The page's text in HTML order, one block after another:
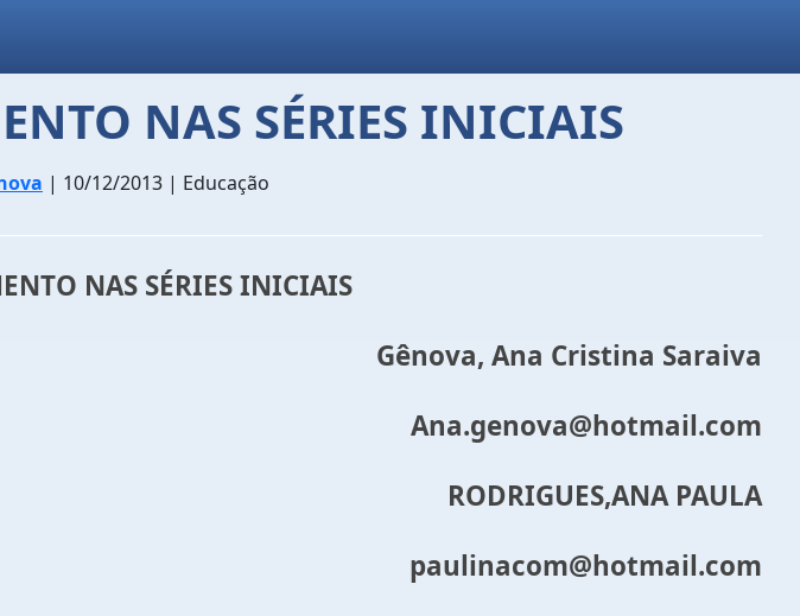
NAS SÉRIES INICIAIS
| 10/12/2013 | Educação
NAS SÉRIES INICIAIS
Gênova, Ana Cristina Saraiva
Ana.genova@hotmail.com
RODRIGUES,ANA PAULA
paulinacom@hotmail.com